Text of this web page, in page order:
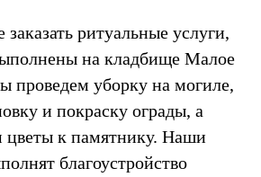
ритуальные услуги,
на кладбище Малое
проведем уборку на могиле,
и покраску ограды, а
цветы к памятнику. Наши
благоустройство